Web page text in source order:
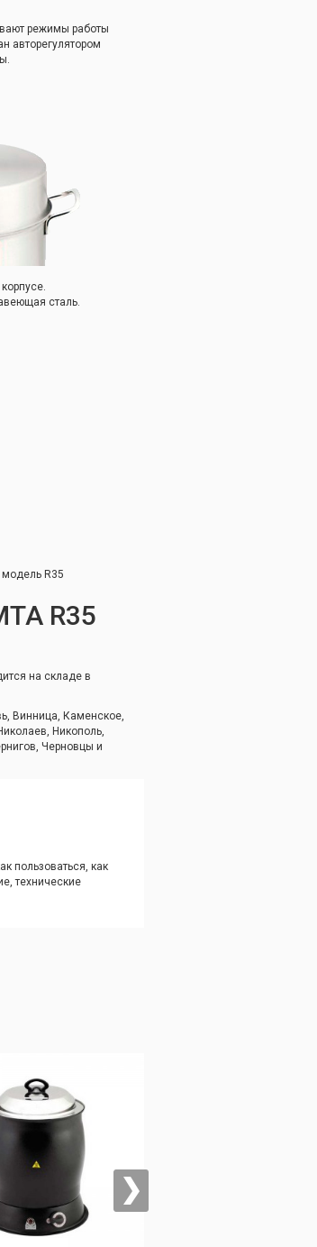
режимы работы
авторегулятором
сталь.
модель R35
R35
на складе в
Винница, Каменское,
Никополь,
Черновцы и
пользоваться, как
технические